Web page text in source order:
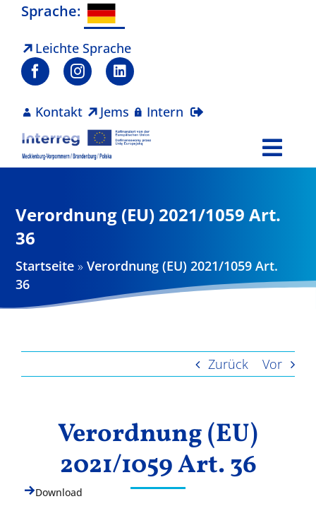
Zum
springen
Sprache:
Leichte Sprache
Kontakt Jems Intern
Projekte
Aktuelles
Verordnung (EU) 2021/1059 Art.
36
Startseite »Verordnung (EU) 2021/1059 Art.
36
Zurück Vor
Verordnung (EU)
2021/1059 Art. 36
Download